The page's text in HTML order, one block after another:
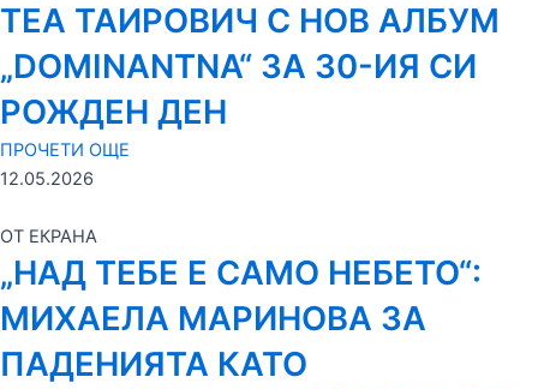
ТЕА ТАИРОВИЧ С НОВ АЛБУМ
„DOMINANTNA“ ЗА 30-ИЯ СИ
РОЖДЕН ДЕН
ПРОЧЕТИ ОЩЕ
12.05.2026
ОТ ЕКРАНА
„НАД ТЕБЕ Е САМО НЕБЕТО“:
МИХАЕЛА МАРИНОВА ЗА
ПАДЕНИЯТА КАТО